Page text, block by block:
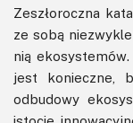
Zeszłoroczna
ze sobą
nią
jest konieczne,
odbudowy